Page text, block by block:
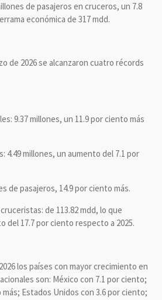
de pasajeros en cruceros, un 7.8
económica de 317 mdd.
de 2026 se alcanzaron cuatro récords
9.37 millones, un 11.9 por ciento más
4.49 millones, un aumento del 7.1 por
de pasajeros, 14.9 por ciento más.
de 113.82 mdd, lo que
del 17.7 por ciento respecto a 2025.
los países con mayor crecimiento en
son: México con 7.1 por ciento;
Estados Unidos con 3.6 por ciento;